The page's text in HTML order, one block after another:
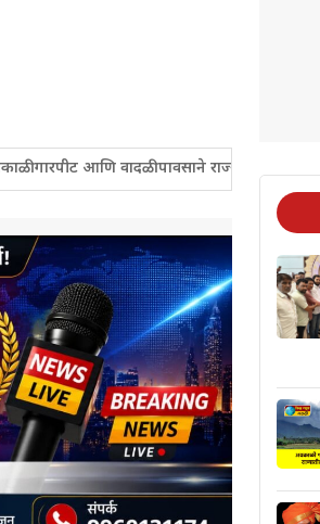
आणि वादळी पावसाने राज्यातील शेतकरी चिंतेत !